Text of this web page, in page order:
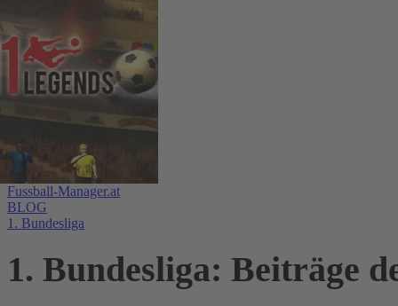
Fussball-Manager.at
BLOG
1. Bundesliga
1. Bundesliga: Beiträge